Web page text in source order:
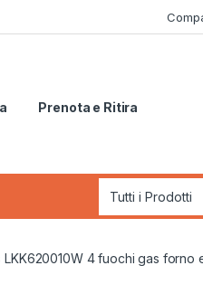
Prenota e Ritira
LKK620010W 4 fuochi gas forno